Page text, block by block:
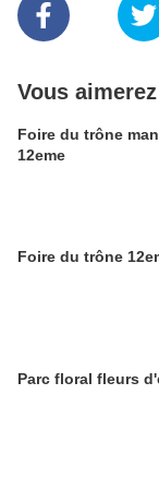
Vous
Foire du trône
12eme
Foire du trône
Parc floral fleurs